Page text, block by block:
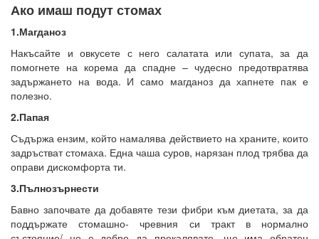
Ако имаш подут стомах
1.Магданоз
Накъсайте и овкусете с него салатата или супата, за да
помогнете на корема да спадне – чудесно предотвратява
задържането на вода. И само магданоз да хапнете пак е
полезно.
2.Папая
Съдържа ензим, който намалява действието на храните, които
задръстват стомаха. Една чаша суров, нарязан плод трябва да
оправи дискомфорта ти.
3.Пълнозърнести
Бавно започвате да добавяте тези фибри към диетата, за да
поддържате стомашно- чревния си тракт в нормално